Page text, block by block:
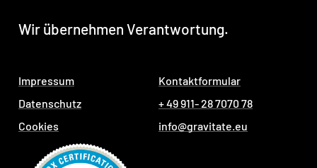
Wir übernehmen Verantwortung.
Impressum
Datenschutz
Cookies
Kontaktformular
+ 49 911- 28 7070 78
info@gravitate.eu